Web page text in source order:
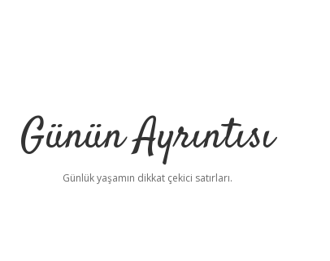
Günün Ayrıntısı
Günlük yaşamın dikkat çekici satırları.